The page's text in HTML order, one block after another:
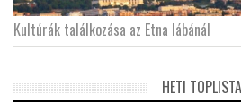
Kultúrák találkozása az Etna lábánál
HETI TOPLISTA